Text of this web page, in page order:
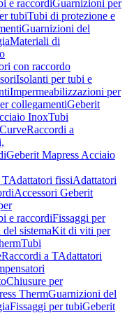
e raccordiGuarnizioni per
tubiTubi di protezione e
Guarnizioni del
Materiali di
con raccordo
Isolanti per tubi e
Impermeabilizzazioni per
collegamentiGeberit
InoxTubi
CurveRaccordi a
Geberit Mapress Acciaio
TAdattatori fissiAdattatori
Accessori Geberit
e raccordiFissaggi per
sistemaKit di viti per
Tubi
Raccordi a TAdattatori
Chiusure per
ThermGuarnizioni del
Fissaggi per tubiGeberit